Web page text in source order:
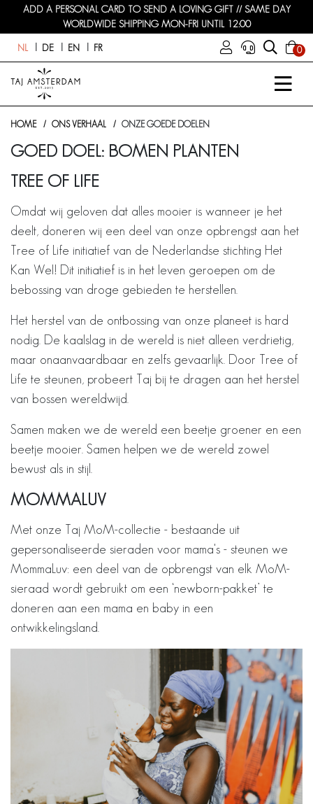
ADD A PERSONAL CARD TO SEND A LOVING GIFT // SAME DAY
WORLDWIDE SHIPPING MON-FRI UNTIL 12:00
NL DE EN FR 0
HOME ONS VERHAAL ONZE GOEDE DOELEN
GOED DOEL: BOMEN PLANTEN
TREE OF LIFE
Omdat wij geloven dat alles mooier is wanneer je het
deelt, doneren wij een deel van onze opbrengst aan het
Tree of Life initiatief van de Nederlandse stichting Het
Kan Wel! Dit initiatief is in het leven geroepen om de
bebossing van droge gebieden te herstellen.
Het herstel van de ontbossing van onze planeet is hard
nodig. De kaalslag in de wereld is niet alleen verdrietig,
maar onaanvaardbaar en zelfs gevaarlijk. Door Tree of
Life te steunen, probeert Taj bij te dragen aan het herstel
van bossen wereldwijd.
Samen maken we de wereld een beetje groener en een
beetje mooier. Samen helpen we de wereld zowel
bewust als in stijl.
MOMMALUV
Met onze Taj MoM-collectie - bestaande uit
gepersonaliseerde sieraden voor mama's - steunen we
MommaLuv: een deel van de opbrengst van elk MoM-
sieraad wordt gebruikt om een ‘newborn-pakket’ te
doneren aan een mama en baby in een
ontwikkelingsland.